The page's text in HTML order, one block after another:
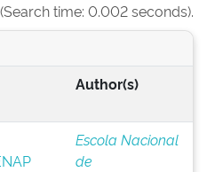
time: 0.002 seconds).
Author(s)
Escola Nacional
de